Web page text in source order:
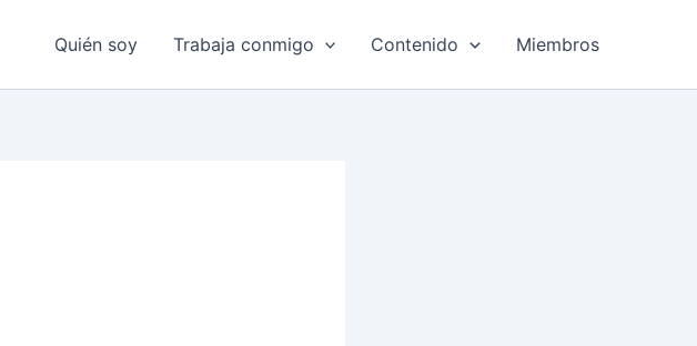
Quién soy Trabaja conmigo Contenido Miembros